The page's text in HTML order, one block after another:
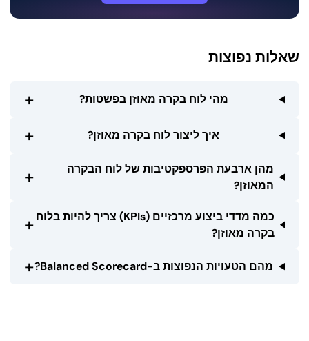
שאלות נפוצות
מהי לוח בקרה מאוזן בפשטות? +
איך ליצור לוח בקרה מאוזן? +
מהן ארבעת הפרספקטיבות של לוח הבקרה
המאוזן?
+
כמה מדדי ביצוע מרכזיים (KPIs) צריך להיות בלוח
בקרה מאוזן?
+
מהם הטעויות הנפוצות ב-Balanced Scorecard? +